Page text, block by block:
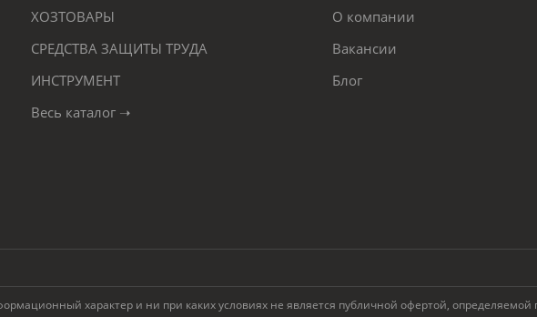
ХОЗТОВАРЫ
СРЕДСТВА ЗАЩИТЫ ТРУДА
ИНСТРУМЕНТ
Весь каталог ➝
О компании
Вакансии
Блог
характер и ни при каких условиях не является публичной офертой, определяемой